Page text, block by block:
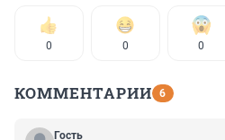
0 0 0
КОММЕНТАРИИ 6
Гость